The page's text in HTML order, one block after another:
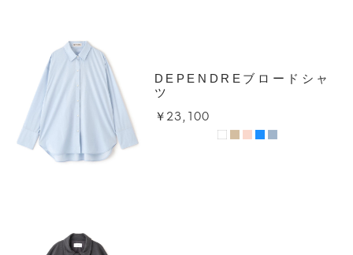
DEPENDREブロードシャ
ツ
￥23,100